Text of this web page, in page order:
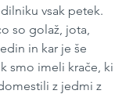
vsak petek.
so golaž, jota,
in kar je še
smo imeli krače, ki
z jedmi z